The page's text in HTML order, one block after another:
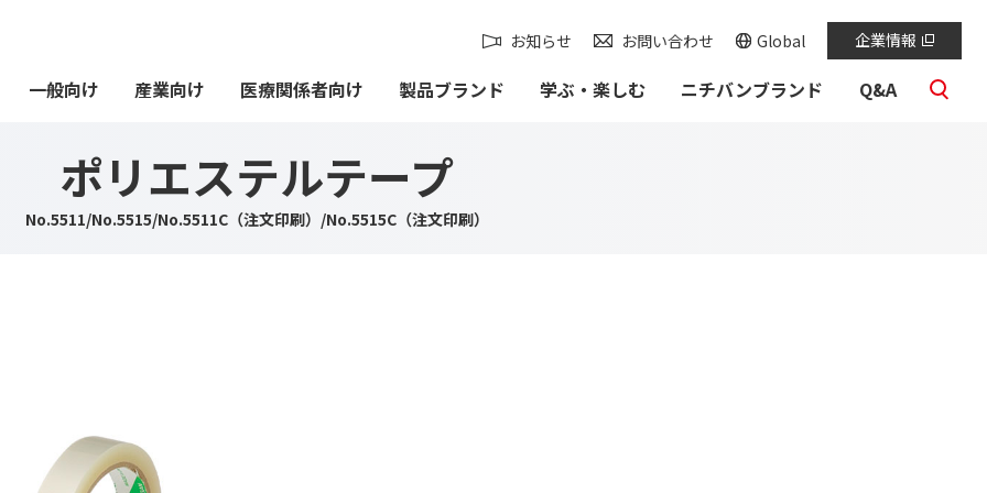
お知らせ お問い合わせ Global 企業情報
一般向け 産業向け 医療関係者向け 製品ブランド 学ぶ・楽しむ ニチバンブランド Q&A
検索
ポリエステルテープ
No.5511/No.5515/No.5511C（注文印刷）/No.5515C（注文印刷）